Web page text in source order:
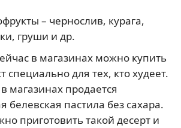
– чернослив, курага,
груши и др.
в магазинах можно купить
специально для тех, кто худеет.
магазинах продается
белевская пастила без сахара.
приготовить такой десерт и